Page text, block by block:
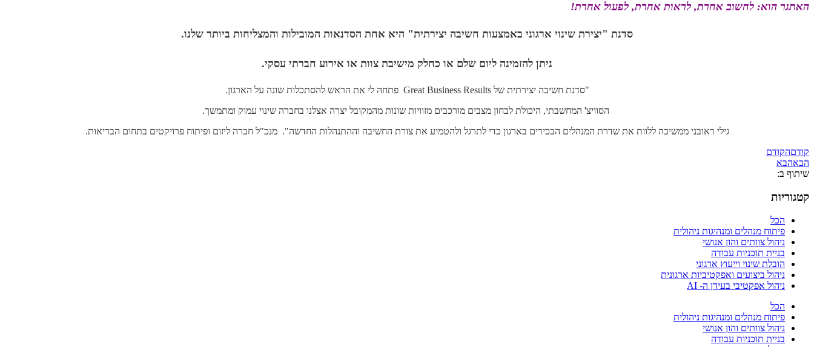
האתגר הוא: לחשוב אחרת, לראות אחרת, לפעול אחרת!
סדנת "יצירת שינוי ארגוני באמצעות חשיבה יצירתית" היא אחת הסדנאות המובילות והמצליחות ביותר שלנו.
ניתן להזמינה ליום שלם או כחלק מישיבת צוות או אירוע חברתי עסקי.
"סדנת חשיבה יצירתית של Great Business Results פתחה לי את הראש להסתכלות שונה על הארגון.
הסוויצ' המחשבתי, היכולת לבחון מצבים מורכבים מזוויות שונות מהמקובל יצרה אצלנו בחברה שינוי עמוק ומתמשך.
גילי ראובני ממשיכה ללוות את שדרת המנהלים הבכירים בארגון כדי לתרגל ולהטמיע את צורת החשיבה וההתנהלות החדשה". מנכ"ל חברה ליזום ופיתוח פרויקטים בתחום הבריאות.
קודםהקודם
הבאהבא
שיתוף ב:
קטגוריות
הכל
פיתוח מנהלים ומנהיגות ניהולית
ניהול צוותים והון אנושי
בניית תוכניות עבודה
הובלת שינוי וייעוץ ארגוני
ניהול ביצועים ואפקטיביות ארגונית
ניהול אפקטיבי בעידן ה- AI
הכל
פיתוח מנהלים ומנהיגות ניהולית
ניהול צוותים והון אנושי
בניית תוכניות עבודה